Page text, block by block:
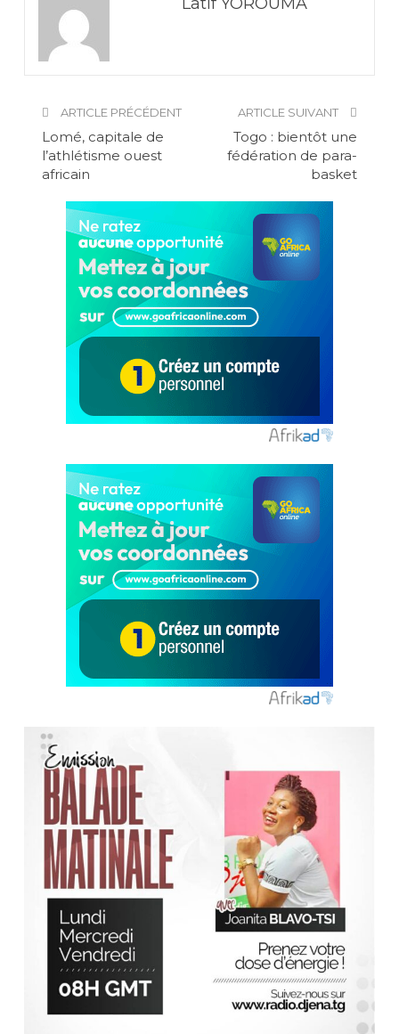
Latif YOROUMA
ARTICLE PRÉCÉDENT
Lomé, capitale de
l’athlétisme ouest
africain
ARTICLE SUIVANT
Togo : bientôt une
fédération de para-
basket